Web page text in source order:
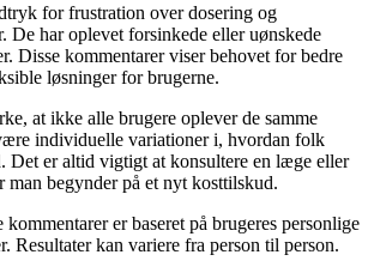
for frustration over dosering og
De har oplevet forsinkede eller uønskede
Disse kommentarer viser behovet for bedre
løsninger for brugerne.
at ikke alle brugere oplever de samme
individuelle variationer i, hvordan folk
Det er altid vigtigt at konsultere en læge eller
man begynder på et nyt kosttilskud.
kommentarer er baseret på brugeres personlige
Resultater kan variere fra person til person.